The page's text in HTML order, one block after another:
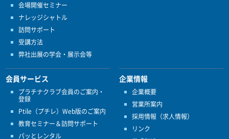
会場開催セミナー
ナレッジシャトル
訪問サポート
受講方法
弊社出展の学会・展示会等
会員サービス
プラチナクラブ会員のご案内・
登録
Ptile（プチレ）Web版のご案内
教育セミナー＆訪問サポート
パッとレンタル
企業情報
企業概要
営業所案内
採用情報（求人情報）
リンク